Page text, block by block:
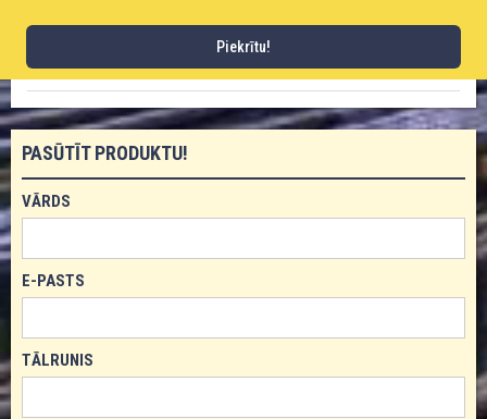
SSDP-152*
PASŪTĪT PRODUKTU!
VĀRDS
E-PASTS
TĀLRUNIS
Piekrītu!